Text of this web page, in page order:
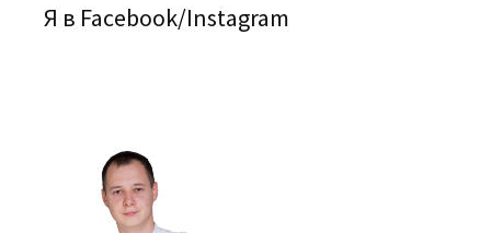
Я в Facebook/Instagram